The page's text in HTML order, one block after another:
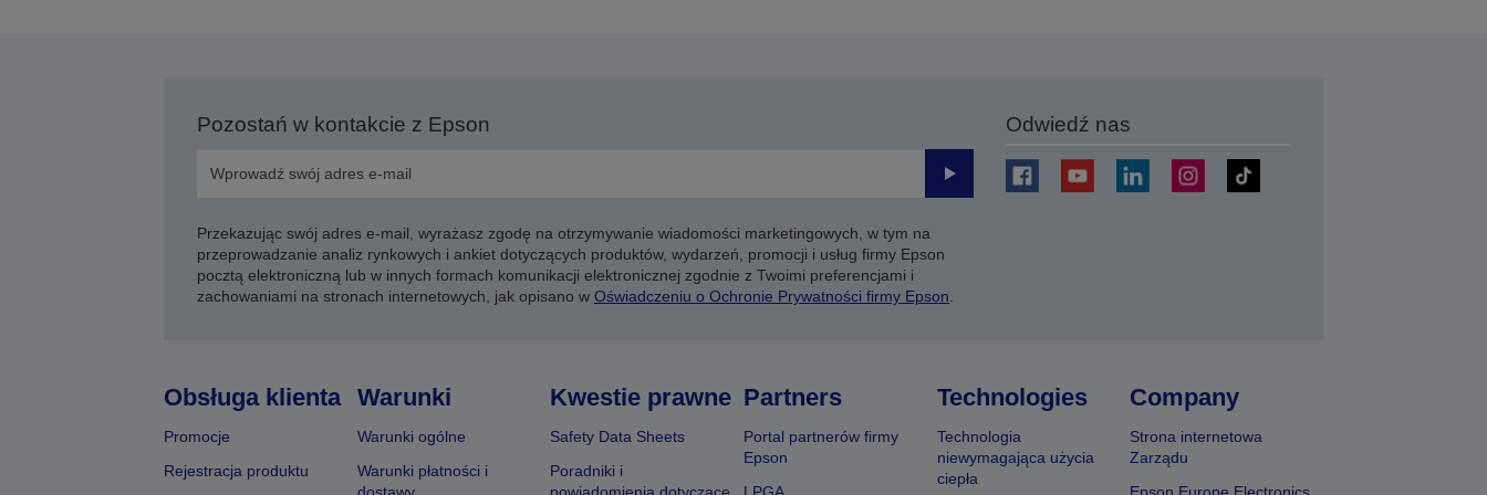
Pozostań w kontakcie z Epson
Prześlij
Przekazując swój adres e-mail, wyrażasz zgodę na otrzymywanie wiadomości marketingowych, w tym na
przeprowadzanie analiz rynkowych i ankiet dotyczących produktów, wydarzeń, promocji i usług firmy Epson
pocztą elektroniczną lub w innych formach komunikacji elektronicznej zgodnie z Twoimi preferencjami i
zachowaniami na stronach internetowych, jak opisano w Oświadczeniu o Ochronie Prywatności firmy Epson.
Odwiedź nas
Obsługa klienta
Promocje
Rejestracja produktu
Warunki
Warunki ogólne
Warunki płatności i
Kwestie prawne
Safety Data Sheets
Poradniki i
Partners
Portal partnerów firmy
Epson
Technologies
Technologia
niewymagająca użycia
ciepła
Company
Strona internetowa
Zarządu